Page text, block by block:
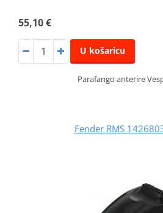
55,10 €
U košaricu
Parafango anterire
Fender RMS